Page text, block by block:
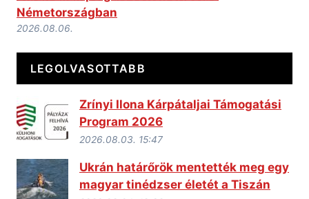
Németországban
2026.08.06.
LEGOLVASOTTABB
Zrínyi Ilona Kárpátaljai Támogatási
Program 2026
2026.08.03. 15:47
Ukrán határőrök mentették meg egy
magyar tinédzser életét a Tiszán